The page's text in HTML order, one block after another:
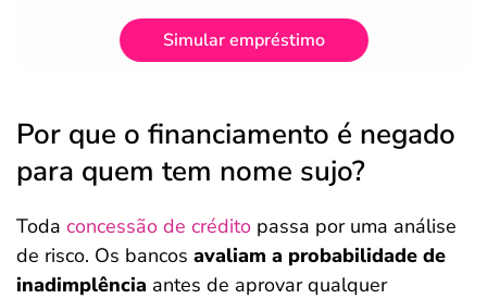
Simular empréstimo
Por que o financiamento é negado
para quem tem nome sujo?
Toda concessão de crédito passa por uma análise
de risco. Os bancos avaliam a probabilidade de
inadimplência antes de aprovar qualquer